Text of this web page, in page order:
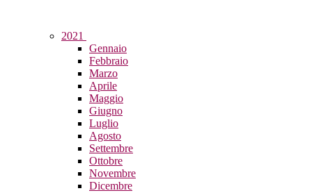
2021
Gennaio
Febbraio
Marzo
Aprile
Maggio
Giugno
Luglio
Agosto
Settembre
Ottobre
Novembre
Dicembre